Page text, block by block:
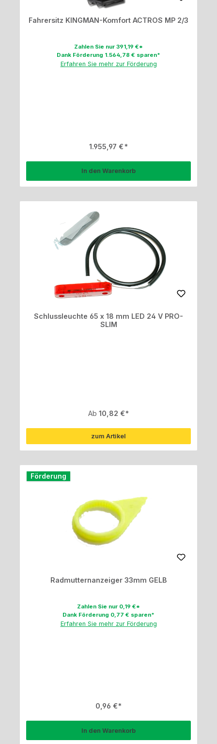
Fahrersitz KINGMAN-Komfort ACTROS MP 2/3
Zahlen Sie nur 391,19 €*
Dank Förderung 1.564,78 € sparen*
Erfahren Sie mehr zur Förderung
Regulärer Preis:
1.955,97 €
In den Warenkorb
Schlussleuchte 65 x 18 mm LED 24 V PRO-
SLIM
Regulärer Preis:
Ab 10,82 €
zum Artikel
Förderung
Radmutternanzeiger 33mm GELB
Zahlen Sie nur 0,19 €*
Dank Förderung 0,77 € sparen*
Erfahren Sie mehr zur Förderung
Regulärer Preis:
0,96 €
In den Warenkorb